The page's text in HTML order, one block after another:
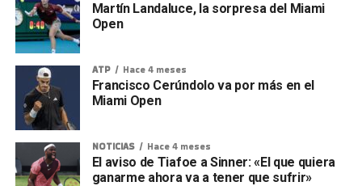
Martín Landaluce, la sorpresa del Miami
Open
ATP Hace 4 meses
Francisco Cerúndolo va por más en el
Miami Open
NOTICIAS Hace 4 meses
El aviso de Tiafoe a Sinner: «El que quiera
ganarme ahora va a tener que sufrir»